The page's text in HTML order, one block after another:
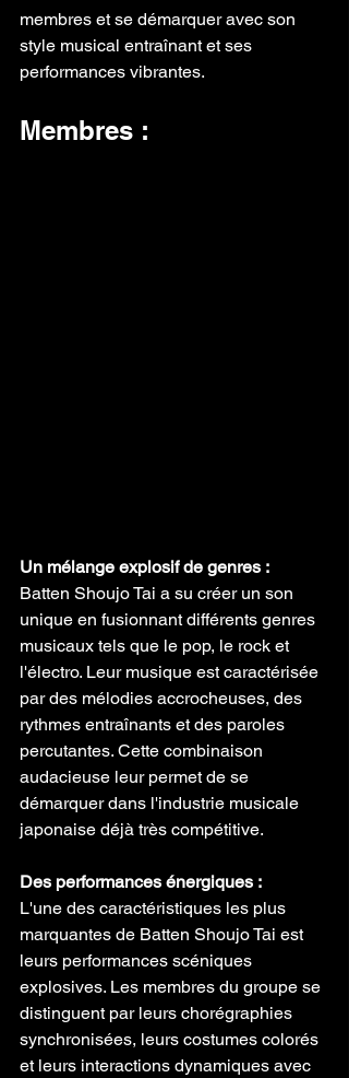
membres et se démarquer avec son
style musical entraînant et ses
performances vibrantes.
Membres :
Un mélange explosif de genres :
Batten Shoujo Tai a su créer un son
unique en fusionnant différents genres
musicaux tels que le pop, le rock et
l'électro. Leur musique est caractérisée
par des mélodies accrocheuses, des
rythmes entraînants et des paroles
percutantes. Cette combinaison
audacieuse leur permet de se
démarquer dans l'industrie musicale
japonaise déjà très compétitive.
Des performances énergiques :
L'une des caractéristiques les plus
marquantes de Batten Shoujo Tai est
leurs performances scéniques
explosives. Les membres du groupe se
distinguent par leurs chorégraphies
synchronisées, leurs costumes colorés
et leurs interactions dynamiques avec